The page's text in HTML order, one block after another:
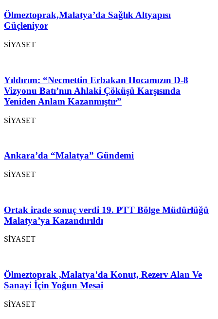
Ölmeztoprak,Malatya’da Sağlık Altyapısı
Güçleniyor
SİYASET
Yıldırım: “Necmettin Erbakan Hocamızın D-8
Vizyonu Batı’nın Ahlaki Çöküşü Karşısında
Yeniden Anlam Kazanmıştır”
SİYASET
Ankara’da “Malatya” Gündemi
SİYASET
Ortak irade sonuç verdi 19. PTT Bölge Müdürlüğü
Malatya’ya Kazandırıldı
SİYASET
Ölmeztoprak ,Malatya’da Konut, Rezerv Alan Ve
Sanayi İçin Yoğun Mesai
SİYASET